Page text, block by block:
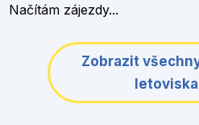
Načítám zájezdy...
Zobrazit
letoviska